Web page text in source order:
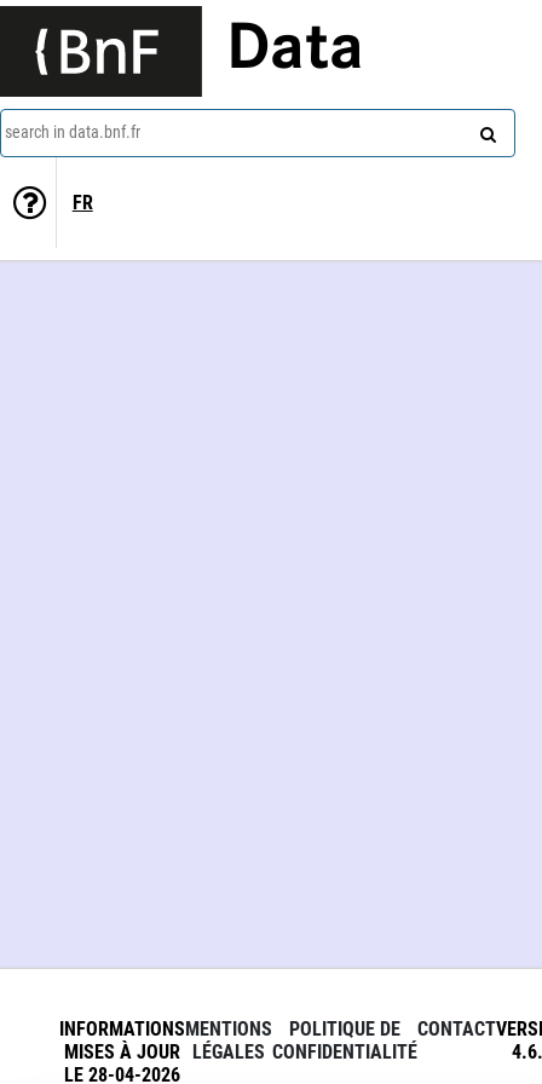
Data
search in data.bnf.fr
FR
INFORMATIONS
MISES À JOUR
LE 28-04-2026
MENTIONS
LÉGALES
POLITIQUE DE
CONFIDENTIALITÉ
CONTACT